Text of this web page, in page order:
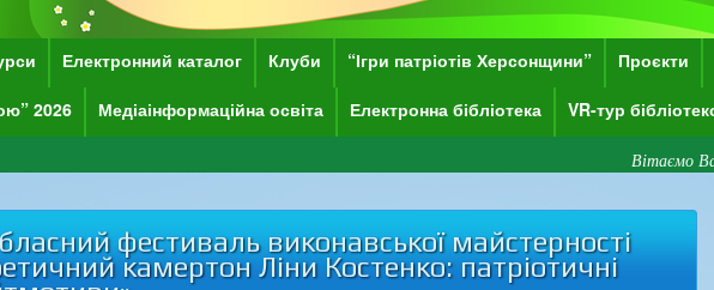
Електронний каталог Клуби “Ігри патріотів Херсонщини” Проєкти
2026 Медіаінформаційна освіта Електронна бібліотека VR-тур
Вітаємо Вас на сайті
фестиваль виконавської майстерності
камертон Ліни Костенко: патріотичні